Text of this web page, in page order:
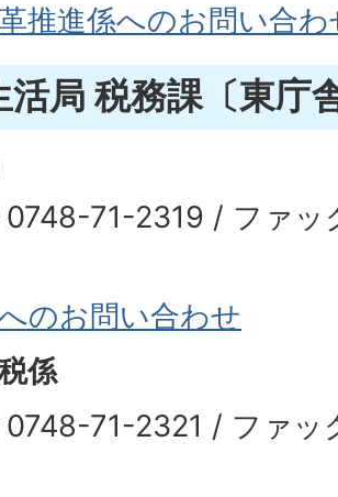
推進係へのお問い合わ
活局 税務課〔東庁
0748-71-2319 / ファ
のお問い合わせ
係
0748-71-2321 / ファ